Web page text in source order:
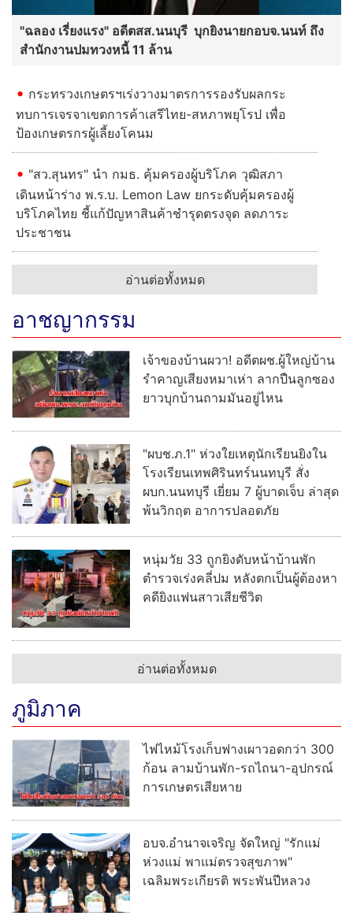
"ฉลอง เรี่ยงแรง" อดีตสส.นนบุรี บุกยิงนายกอบจ.นนท์ ถึง
สำนักงานปมทวงหนี้ 11 ล้าน
กระทรวงเกษตรฯเร่งวางมาตรการรองรับผลกระ
ทบการเจรจาเขตการค้าเสรีไทย-สหภาพยุโรป เพื่อ
ป้องเกษตรกรผู้เลี้ยงโคนม
"สว.สุนทร" นำ กมธ. คุ้มครองผู้บริโภค วุฒิสภา
เดินหน้าร่าง พ.ร.บ. Lemon Law ยกระดับคุ้มครองผู้
บริโภคไทย ชี้แก้ปัญหาสินค้าชำรุดตรงจุด ลดภาระ
ประชาชน
อ่านต่อทั้งหมด
อาชญากรรม
เจ้าของบ้านผวา! อดีตผช.ผู้ใหญ่บ้าน
รำคาญเสียงหมาเห่า ลากปืนลูกซอง
ยาวบุกบ้านถามมันอยู่ไหน
"ผบช.ภ.1" ห่วงใยเหตุนักเรียนยิงใน
โรงเรียนเทพศิรินทร์นนทบุรี สั่ง
ผบก.นนทบุรี เยี่ยม 7 ผู้บาดเจ็บ ล่าสุด
พ้นวิกฤต อาการปลอดภัย
หนุ่มวัย 33 ถูกยิงดับหน้าบ้านพัก
ตำรวจเร่งคลี่ปม หลังตกเป็นผู้ต้องหา
คดียิงแฟนสาวเสียชีวิต
อ่านต่อทั้งหมด
ภูมิภาค
ไฟไหม้โรงเก็บฟางเผาวอดกว่า 300
ก้อน ลามบ้านพัก-รถไถนา-อุปกรณ์
การเกษตรเสียหาย
อบจ.อำนาจเจริญ จัดใหญ่ "รักแม่
ห่วงแม่ พาแม่ตรวจสุขภาพ"
เฉลิมพระเกียรติ พระพันปีหลวง